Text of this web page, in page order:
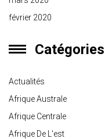
février 2020
Catégories
Actualités
Afrique Australe
Afrique Centrale
Afrique De L'est